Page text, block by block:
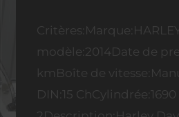
modèle:2014Date de
kmBoîte de
DIN:15